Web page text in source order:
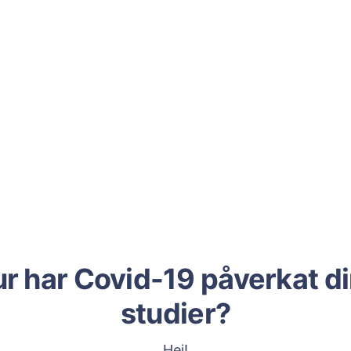
har Covid-19 påverkat
studier?